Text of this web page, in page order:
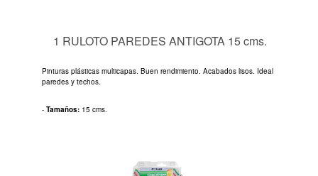
1 RULOTO PAREDES ANTIGOTA 15 cms.
Pinturas plásticas multicapas. Buen rendimiento. Acabados lisos. Ideal
paredes y techos.
- Tamaños: 15 cms.